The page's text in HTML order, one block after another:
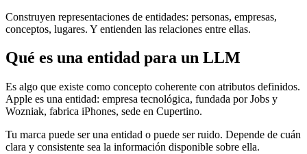
Construyen representaciones de entidades: personas, empresas,
conceptos, lugares. Y entienden las relaciones entre ellas.
Qué es una entidad para un LLM
Es algo que existe como concepto coherente con atributos definidos.
Apple es una entidad: empresa tecnológica, fundada por Jobs y
Wozniak, fabrica iPhones, sede en Cupertino.
Tu marca puede ser una entidad o puede ser ruido. Depende de cuán
clara y consistente sea la información disponible sobre ella.